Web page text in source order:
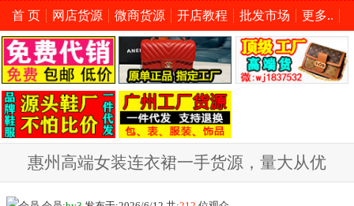
首 页 网店货源 微商货源 开店教程 批发市场 更多..
惠州高端女装连衣裙一手货源，量大从优